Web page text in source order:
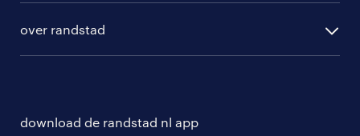
randstad digital
hr-diensten
branches
tarieven
solliciteren
over randstad
download de randstad nl app